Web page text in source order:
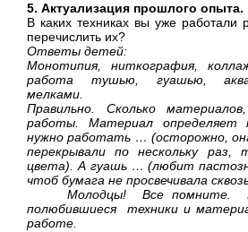
5. Актуализация прошлого опыта.
В каких техниках вы уже
перечислить их?
Ответы детей:
Монотипия, ниткография,
работа тушью, гуашью,
мелками.
Правильно. Сколько
работы. Материал определяет
нужно работать … (осторожно,
перекрывали по нескольку раз,
цвета). А гуашь … (любит
чтоб бумага не просвечивала
Молодцы! Все помните.
полюбившиеся техники и
работе.